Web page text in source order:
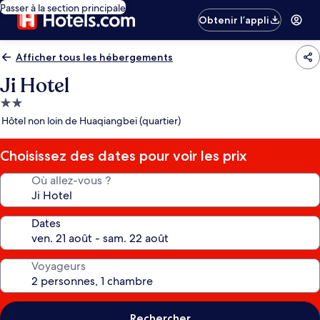
Passer à la section principale
Obtenir l’appli
Afficher tous les hébergements
Ji Hotel
Hébergement
2.0 étoiles
Hôtel non loin de Huaqiangbei (quartier)
Choisissez des dates pour voir les prix
Où allez-vous ?
Dates
Voyageurs